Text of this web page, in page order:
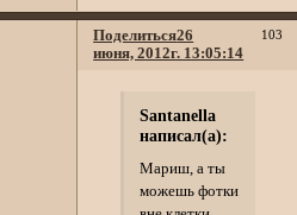
Поделиться 103
26
июня, 2012г. 13:05:14
Santanella
написал(а):
Мариш, а ты
можешь фотки